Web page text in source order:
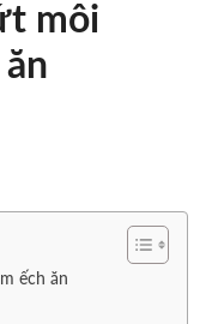
môi
ếch ăn